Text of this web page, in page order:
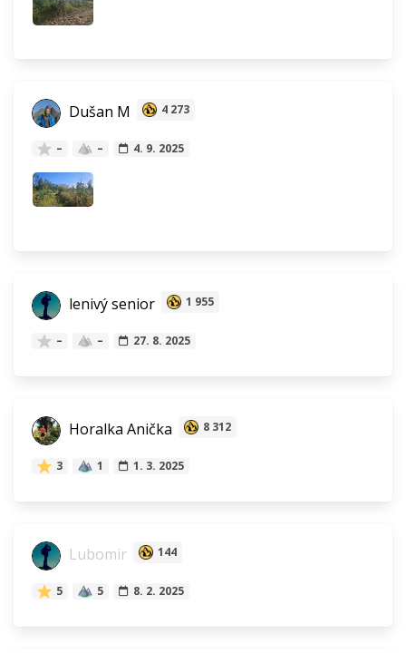
Dušan M 4 273
– – 4. 9. 2025
lenivý senior 1 955
– – 27. 8. 2025
Horalka Anička 8 312
3 1 1. 3. 2025
Lubomir 144
5 5 8. 2. 2025